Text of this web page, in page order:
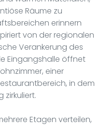
Räume zu
erinnern
von der regionalen
Verankerung des
Eingangshalle öffnet
einer
in dem
zirkuliert.
Etagen verteilen,